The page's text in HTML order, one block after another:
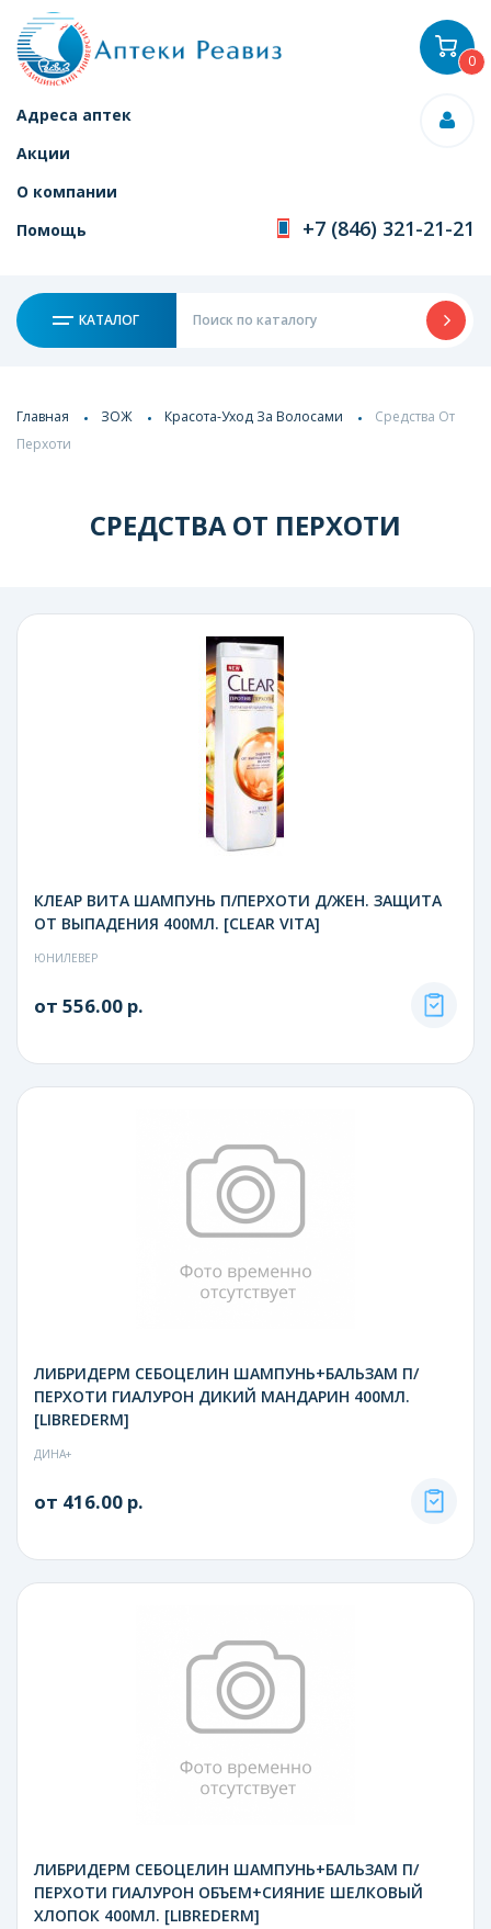
Адреса аптек
Акции
О компании
Помощь
+7 (846) 321-21-21
КАТАЛОГ
0
Главная ЗОЖ Красота-Уход За Волосами
Средства От
Перхоти
СРЕДСТВА ОТ ПЕРХОТИ
КЛЕАР ВИТА ШАМПУНЬ П/ПЕРХОТИ Д/ЖЕН. ЗАЩИТА
ОТ ВЫПАДЕНИЯ 400МЛ. [CLEAR VITA]
ЮНИЛЕВЕР
от 556.00 р.
ЛИБРИДЕРМ СЕБОЦЕЛИН ШАМПУНЬ+БАЛЬЗАМ П/
ПЕРХОТИ ГИАЛУРОН ДИКИЙ МАНДАРИН 400МЛ.
[LIBREDERM]
ДИНА+
от 416.00 р.
ЛИБРИДЕРМ СЕБОЦЕЛИН ШАМПУНЬ+БАЛЬЗАМ П/
ПЕРХОТИ ГИАЛУРОН ОБЪЕМ+СИЯНИЕ ШЕЛКОВЫЙ
ХЛОПОК 400МЛ. [LIBREDERM]